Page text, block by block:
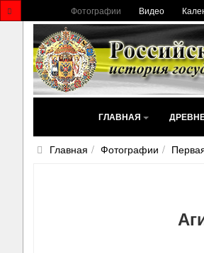
Фотографии Видео
ГЛАВНАЯ
Главная Фотографии